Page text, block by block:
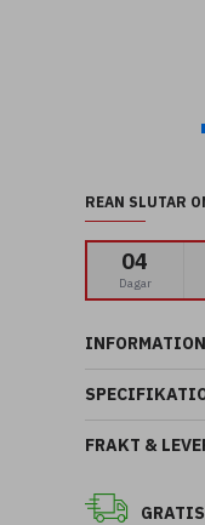
INFORMATION
FRAKT &
REAN SLUTAR
04
Dagar